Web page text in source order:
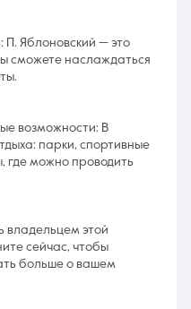
П. Яблоновский — это
сможете наслаждаться
возможности: В
парки, спортивные
где можно проводить
владельцем этой
сейчас, чтобы
больше о вашем